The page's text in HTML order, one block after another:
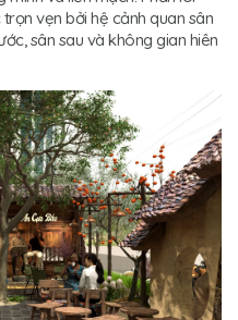
vẹn bởi hệ cảnh quan sân
sân sau và không gian hiên